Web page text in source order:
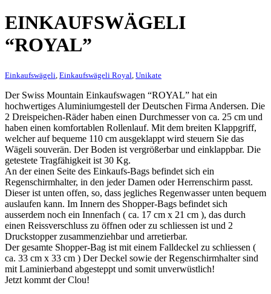
EINKAUFSWÄGELI
“ROYAL”
Einkaufswägeli Einkaufswägeli Royal Unikate
Der Swiss Mountain Einkaufswagen “ROYAL” hat ein
hochwertiges Aluminiumgestell der Deutschen Firma Andersen. Die
2 Dreispeichen-Räder haben einen Durchmesser von ca. 25 cm und
haben einen komfortablen Rollenlauf. Mit dem breiten Klappgriff,
welcher auf bequeme 110 cm ausgeklappt wird steuern Sie das
Wägeli souverän. Der Boden ist vergrößerbar und einklappbar. Die
getestete Tragfähigkeit ist 30 Kg.
An der einen Seite des Einkaufs-Bags befindet sich ein
Regenschirmhalter, in den jeder Damen oder Herrenschirm passt.
Dieser ist unten offen, so, dass jegliches Regenwasser unten bequem
auslaufen kann. Im Innern des Shopper-Bags befindet sich
ausserdem noch ein Innenfach ( ca. 17 cm x 21 cm ), das durch
einen Reissverschluss zu öffnen oder zu schliessen ist und 2
Druckstopper zusammenziehbar und arretierbar.
Der gesamte Shopper-Bag ist mit einem Falldeckel zu schliessen (
ca. 33 cm x 33 cm ) Der Deckel sowie der Regenschirmhalter sind
mit Laminierband abgesteppt und somit unverwüstlich!
Jetzt kommt der Clou!